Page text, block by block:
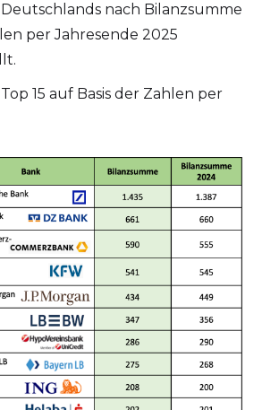
nach Bilanzsumme
per Jahresende 2025
15 auf Basis der Zahlen per